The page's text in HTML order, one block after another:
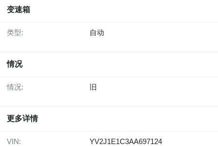
变速箱
类型: 自动
情况
情况: 旧
更多详情
VIN: YV2J1E1C3AA697124